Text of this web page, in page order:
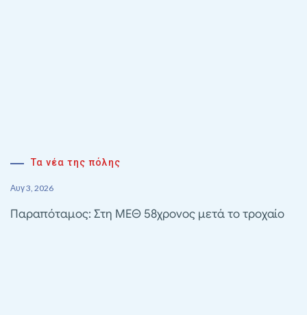
Τα νέα της πόλης
Αυγ 3, 2026
Παραπόταμος: Στη ΜΕΘ 58χρονος μετά το τροχαίο